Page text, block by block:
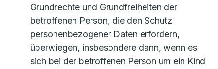
Grundrechte und Grundfreiheiten der
betroffenen Person, die den Schutz
personenbezogener Daten erfordern,
überwiegen, insbesondere dann, wenn es
sich bei der betroffenen Person um ein Kind